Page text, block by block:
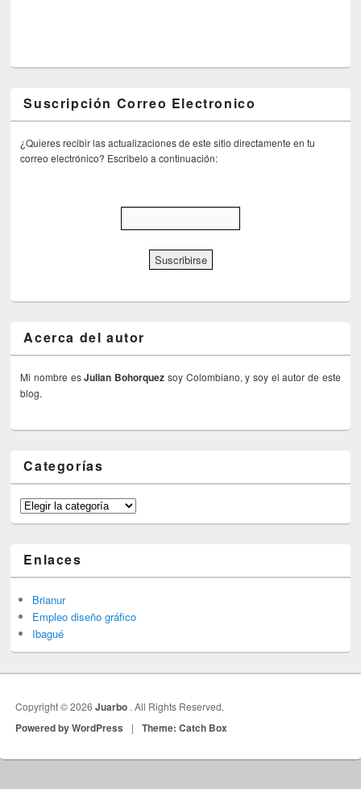
Suscripción Correo Electronico
¿Quieres recibir las actualizaciones de este sitio directamente en tu
correo electrónico? Escribelo a continuación:
Acerca del autor
Mi nombre esJulian Bohorquez soy Colombiano, y soy el autor de este
blog.
Categorías
Categorías
Enlaces
Brianur
Empleo diseño gráfico
Ibagué
Copyright © 2026Juarbo . All Rights Reserved.
Powered by WordPress | Theme: Catch Box